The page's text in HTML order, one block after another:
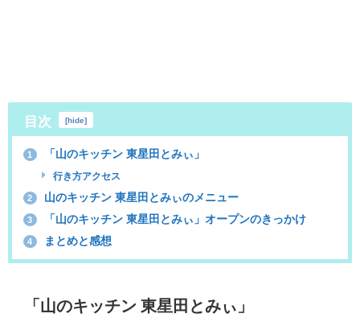
目次 [hide]
1 「山のキッチン 東星田とみぃ」
行き方アクセス
2 山のキッチン 東星田とみぃのメニュー
3 「山のキッチン 東星田とみぃ」オープンのきっかけ
4 まとめと感想
「山のキッチン 東星田とみぃ」